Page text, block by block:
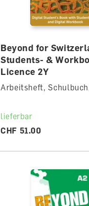
Beyond for
Students- &
Licence 2Y
Arbeitsheft,
lieferbar
CHF 51.00